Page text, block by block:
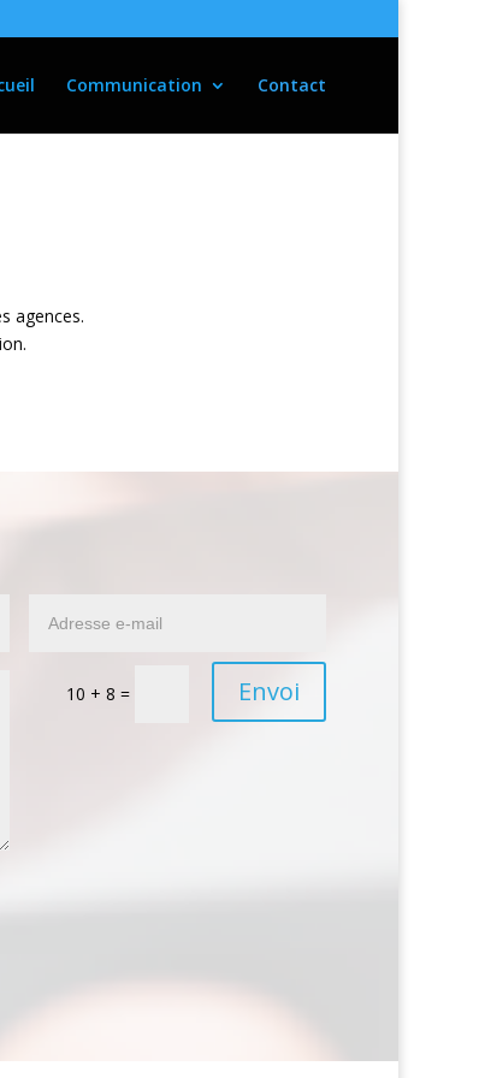
Communication Contact
agences.
10 + 8 = Envoi